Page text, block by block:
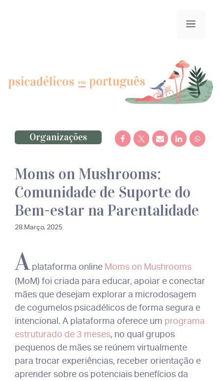
menu
Organizações
Moms on Mushrooms:
Comunidade de Suporte do
Bem-estar na Parentalidade
28 Março, 2025
A plataforma online Moms on Mushrooms
(MoM) foi criada para educar, apoiar e conectar
mães que desejam explorar a microdosagem
de cogumelos psicadélicos de forma segura e
intencional. A plataforma oferece um programa
estruturado de 3 meses, no qual grupos
pequenos de mães se reúnem virtualmente
para trocar experiências, receber orientação e
aprender sobre os potenciais benefícios da